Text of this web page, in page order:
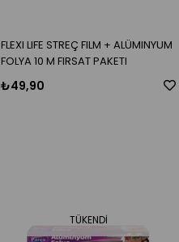
FLEXI LIFE STREÇ FILM + ALÜMINYUM
FOLYA 10 M FIRSAT PAKETI
₺49,90
TÜKENDI